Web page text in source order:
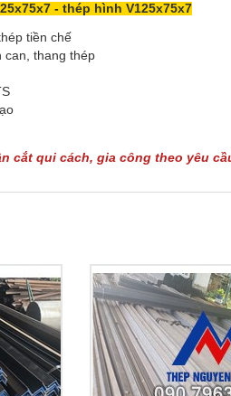
- thép hình V125x75x7
tiền chế
can, thang thép
cắt qui cách, gia công theo yêu